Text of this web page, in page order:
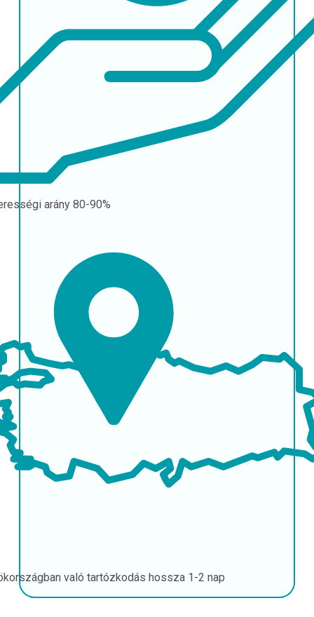
arány 80-90%
való tartózkodás hossza 1-2 nap